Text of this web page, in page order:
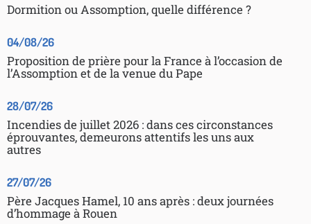
Dormition ou Assomption, quelle différence ?
04/08/26
Proposition de prière pour la France à l’occasion de
l’Assomption et de la venue du Pape
28/07/26
Incendies de juillet 2026 : dans ces circonstances
éprouvantes, demeurons attentifs les uns aux
autres
27/07/26
Père Jacques Hamel, 10 ans après : deux journées
d’hommage à Rouen